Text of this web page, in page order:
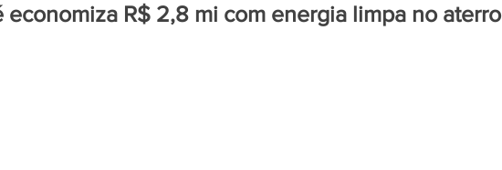
economiza R$ 2,8 mi com energia limpa no aterro